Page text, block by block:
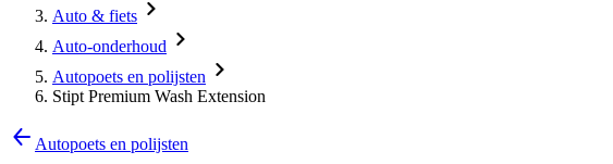
Auto & fiets
Auto-onderhoud
Autopoets en polijsten
Stipt Premium Wash Extension
Autopoets en polijsten